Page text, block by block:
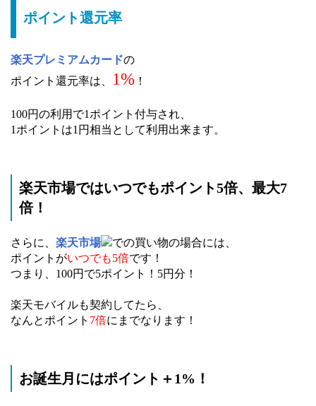
ポイント還元率
楽天プレミアムカードの
ポイント還元率は、
1% ！
100円の利用で1ポイント付与され、
1ポイントは1円相当として利用出来ます。
楽天市場ではいつでもポイント5倍、最大7
倍！
さらに、 楽天市場
での買い物の場合には、
ポイントがいつでも5倍です！
つまり、100円で5ポイント！5円分！
楽天モバイルも契約してたら、
なんとポイント 7倍にまでなります！
お誕生月にはポイント＋1%！